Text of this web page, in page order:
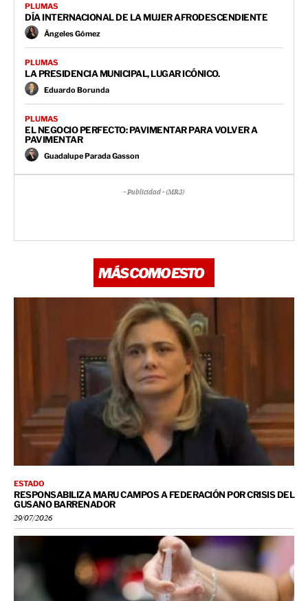
PLUMAS
DÍA INTERNACIONAL DE LA MUJER AFRODESCENDIENTE
Ángeles Gómez
PLUMAS
LA PRESIDENCIA MUNICIPAL, LUGAR ICÓNICO.
Eduardo Borunda
PLUMAS
EL NEGOCIO PERFECTO: PAVIMENTAR PARA VOLVER A
PAVIMENTAR
Guadalupe Parada Gasson
- Publicidad - (MR3)
MÁS COMO ESTO
ESTADO
RESPONSABILIZA MARU CAMPOS A FEDERACIÓN POR CRISIS DEL
GUSANO BARRENADOR
29/07/2026